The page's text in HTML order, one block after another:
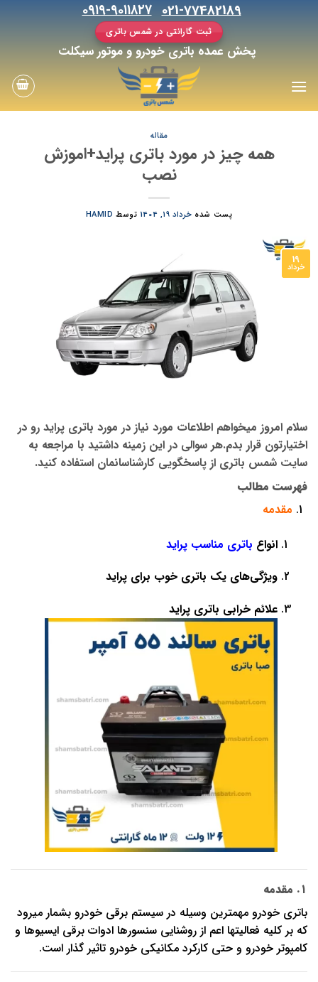
021-77482189 ۰۹۱۹-۹۰۱۱۸۲۷
ثبت گارانتی در شمس باتری
پخش عمده باتری خودرو و موتور سیکلت
مقاله
همه چیز در مورد باتری پراید+اموزش
نصب
پست شده خرداد 19, 1404 توسط HAMID
19
خرداد
سلام امروز میخواهم اطلاعات مورد نیاز در مورد باتری پراید رو در
اختیارتون قرار بدم.هر سوالی در این زمینه داشتید با مراجعه به
سایت شمس باتری از پاسخگویی کارشناسانمان استفاده کنید.
فهرست مطالب
مقدمه
انواع باتری مناسب پراید
ویژگی‌های یک باتری خوب برای پراید
علائم خرابی باتری پراید
۱. مقدمه
باتری خودرو مهمترین وسیله در سیستم برقی خودرو بشمار میرود
که بر کلیه فعالیتها اعم از روشنایی سنسورها ادوات برقی ایسیوها و
کامپوتر خودرو و حتی کارکرد مکانیکی خودرو تاثیر گذار است.